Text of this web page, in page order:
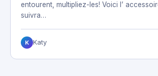
entourent, multipliez-les! Voici l’
suivra…
K Katy